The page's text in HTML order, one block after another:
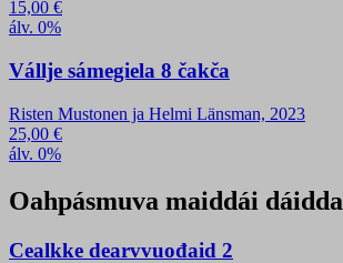
15,00 €
álv. 0%
Vállje sámegiela 8 čakča
Risten Mustonen ja Helmi Länsman, 2023
25,00 €
álv. 0%
Oahpásmuva maiddái dáidda
Cealkke dearvvuođaid 2